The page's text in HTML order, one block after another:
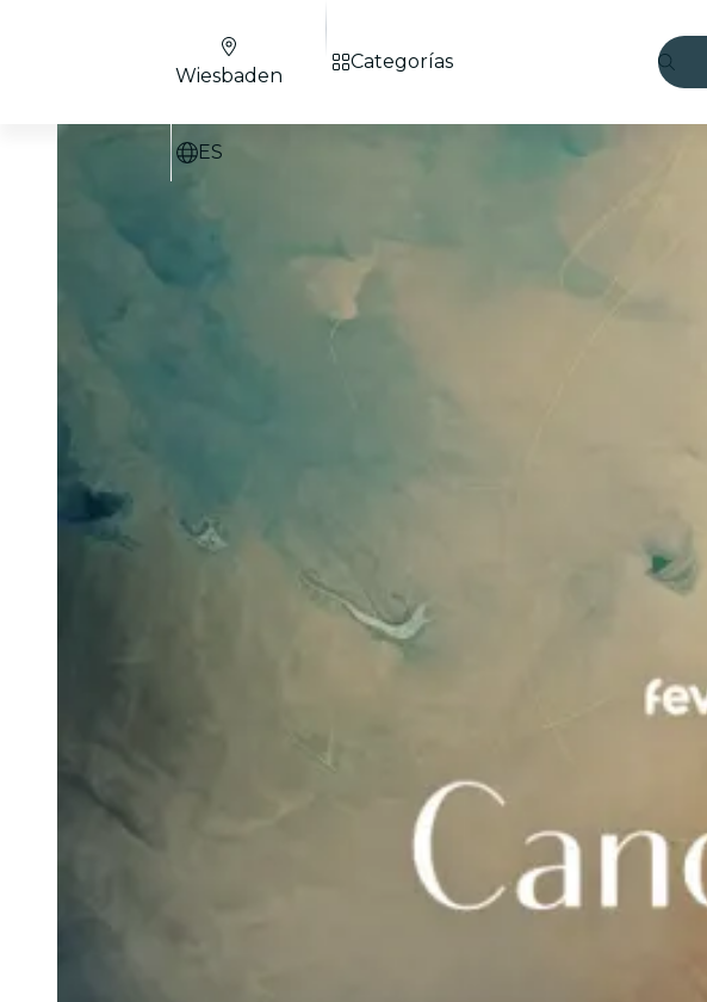
Wiesbaden
ES
Categorías